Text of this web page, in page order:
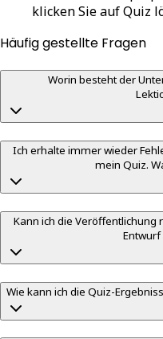
klicken Sie aufQuiz
Häufig gestellte Fragen
Worin besteht der
Ich erhalte immer wieder
mein Quiz.
Kann ich die
Wie kann ich die Quiz-